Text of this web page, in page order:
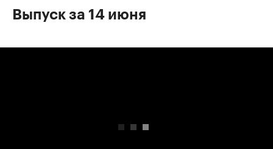
Выпуск за 14 июня